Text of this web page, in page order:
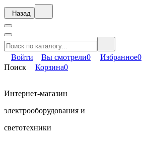
Назад
Войти Вы смотрели0 Избранное0
Поиск
Корзина0
Интернет-магазин
электрооборудования и
светотехники